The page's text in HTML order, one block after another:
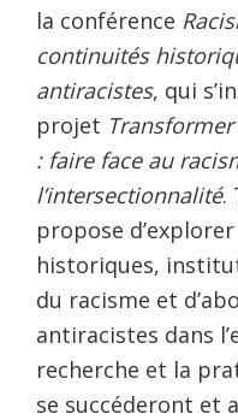
la conférence
continuités
antiracistes, qui
projet
: faire face au
l’intersectionnalité.
propose
historiques,
du racisme et
antiracistes dans
recherche et la
se succéderont et